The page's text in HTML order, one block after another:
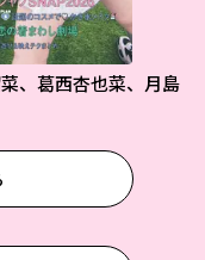
、葛西杏也菜、月島